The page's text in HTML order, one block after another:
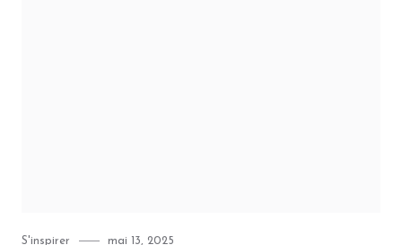
Category
S'inspirer
Posted
mai 13, 2025